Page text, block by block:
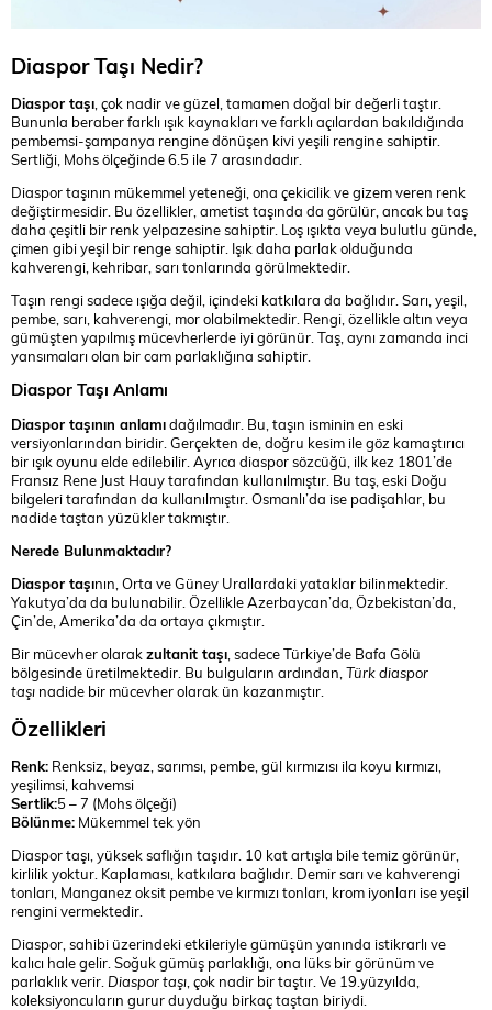
Diaspor Taşı Nedir?
Diaspor taşı , çok nadir ve güzel, tamamen doğal bir değerli taştır.
Bununla beraber farklı ışık kaynakları ve farklı açılardan bakıldığında
pembemsi-şampanya rengine dönüşen kivi yeşili rengine sahiptir.
Sertliği, Mohs ölçeğinde 6.5 ile 7 arasındadır.
Diaspor taşının mükemmel yeteneği, ona çekicilik ve gizem veren renk
değiştirmesidir. Bu özellikler, ametist taşında da görülür, ancak bu taş
daha çeşitli bir renk yelpazesine sahiptir. Loş ışıkta veya bulutlu günde,
çimen gibi yeşil bir renge sahiptir. Işık daha parlak olduğunda
kahverengi, kehribar, sarı tonlarında görülmektedir.
Taşın rengi sadece ışığa değil, içindeki katkılara da bağlıdır. Sarı, yeşil,
pembe, sarı, kahverengi, mor olabilmektedir. Rengi, özellikle altın veya
gümüşten yapılmış mücevherlerde iyi görünür. Taş, aynı zamanda inci
yansımaları olan bir cam parlaklığına sahiptir.
Diaspor Taşı Anlamı
Diaspor taşının anlamıdağılmadır. Bu, taşın isminin en eski
versiyonlarından biridir. Gerçekten de, doğru kesim ile göz kamaştırıcı
bir ışık oyunu elde edilebilir. Ayrıca diaspor sözcüğü, ilk kez 1801’de
Fransız Rene Just Hauy tarafından kullanılmıştır. Bu taş, eski Doğu
bilgeleri tarafından da kullanılmıştır. Osmanlı’da ise padişahlar, bu
nadide taştan yüzükler takmıştır.
Nerede Bulunmaktadır?
Diaspor taşının, Orta ve Güney Urallardaki yataklar bilinmektedir.
Yakutya’da da bulunabilir. Özellikle Azerbaycan’da, Özbekistan’da,
Çin’de, Amerika’da da ortaya çıkmıştır.
Bir mücevher olarakzultanit taşı , sadece Türkiye’de Bafa Gölü
bölgesinde üretilmektedir. Bu bulguların ardından, Türk diaspor
taşı nadide bir mücevher olarak ün kazanmıştır.
Özellikleri
Renk: Renksiz, beyaz, sarımsı, pembe, gül kırmızısı ila koyu kırmızı,
yeşilimsi, kahvemsi
Sertlik:5 – 7 (Mohs ölçeği)
Bölünme: Mükemmel tek yön
Diaspor taşı, yüksek saflığın taşıdır. 10 kat artışla bile temiz görünür,
kirlilik yoktur. Kaplaması, katkılara bağlıdır. Demir sarı ve kahverengi
tonları, Manganez oksit pembe ve kırmızı tonları, krom iyonları ise yeşil
rengini vermektedir.
Diaspor, sahibi üzerindeki etkileriyle gümüşün yanında istikrarlı ve
kalıcı hale gelir. Soğuk gümüş parlaklığı, ona lüks bir görünüm ve
parlaklık verir. Diaspor taşı , çok nadir bir taştır. Ve 19.yüzyılda,
koleksiyoncuların gurur duyduğu birkaç taştan biriydi.